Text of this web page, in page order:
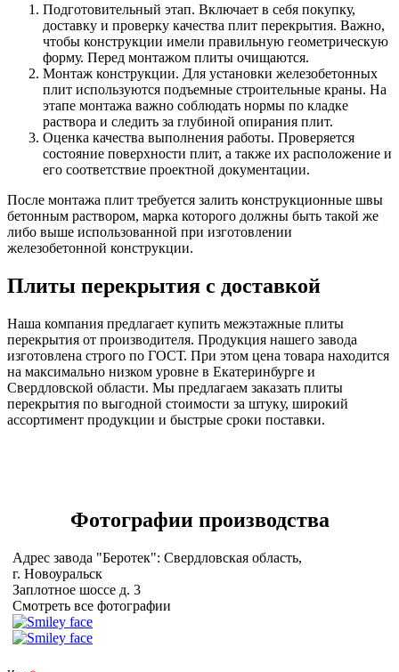
Подготовительный этап. Включает в себя покупку,
доставку и проверку качества плит перекрытия. Важно,
чтобы конструкции имели правильную геометрическую
форму. Перед монтажом плиты очищаются.
Монтаж конструкции. Для установки железобетонных
плит используются подъемные строительные краны. На
этапе монтажа важно соблюдать нормы по кладке
раствора и следить за глубиной опирания плит.
Оценка качества выполнения работы. Проверяется
состояние поверхности плит, а также их расположение и
его соответствие проектной документации.
После монтажа плит требуется залить конструкционные швы
бетонным раствором, марка которого должны быть такой же
либо выше использованной при изготовлении
железобетонной конструкции.
Плиты перекрытия с доставкой
Наша компания предлагает купить межэтажные плиты
перекрытия от производителя. Продукция нашего завода
изготовлена строго по ГОСТ. При этом цена товара находится
на максимально низком уровне в Екатеринбурге и
Свердловской области. Мы предлагаем заказать плиты
перекрытия по выгодной стоимости за штуку, широкий
ассортимент продукции и быстрые сроки поставки.
Фотографии производства
Адрес завода "Беротек": Свердловская область,
г. Новоуральск
Заплотное шоссе д. 3
Смотреть все фотографии